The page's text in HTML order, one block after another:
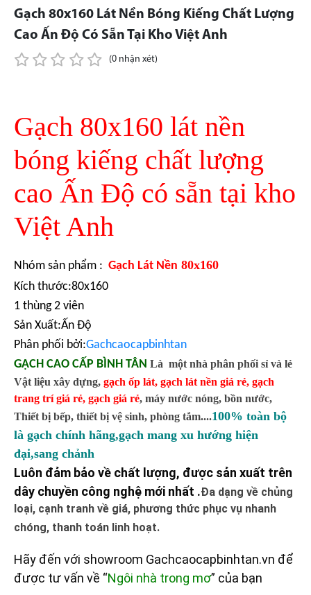
Gạch 80x160 Lát Nền Bóng Kiếng Chất Lượng
Cao Ấn Độ Có Sẵn Tại Kho Việt Anh
(0 nhận xét)
Gạch 80x160 lát nền
bóng kiếng chất lượng
cao Ấn Độ có sẵn tại kho
Việt Anh
Nhóm sản phẩm : Gạch Lát Nền 80x160
Kích thước:80x160
1 thùng 2 viên
Sản Xuất:Ấn Độ
Phân phối bởi:Gachcaocapbinhtan
GẠCH CAO CẤP BÌNH TÂN Là một nhà phân phối sỉ và lẻ
Vật liệu xây dựng, gạch ốp lát, gạch lát nền giá rẻ, gạch
trang trí giá rẻ, gạch giá rẻ, máy nước nóng, bồn nước,
Thiết bị bếp, thiết bị vệ sinh, phòng tắm....100% toàn bộ
là gạch chính hãng,gạch mang xu hướng hiện
đại,sang chảnh
Luôn đảm bảo về chất lượng, được sản xuất trên
dây chuyền công nghệ mới nhất .Đa dạng về chủng
loại, cạnh tranh về giá, phương thức phục vụ nhanh
chóng, thanh toán linh hoạt.
Hãy đến với showroom Gachcaocapbinhtan.vn để
được tư vấn về “Ngôi nhà trong mơ” của bạn